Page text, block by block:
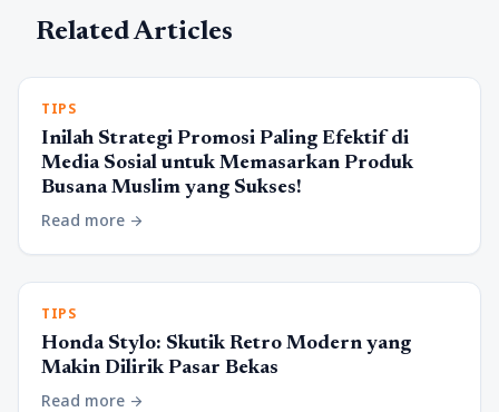
Related Articles
TIPS
Inilah Strategi Promosi Paling Efektif di
Media Sosial untuk Memasarkan Produk
Busana Muslim yang Sukses!
Read more arrow_forward
TIPS
Honda Stylo: Skutik Retro Modern yang
Makin Dilirik Pasar Bekas
Read more arrow_forward